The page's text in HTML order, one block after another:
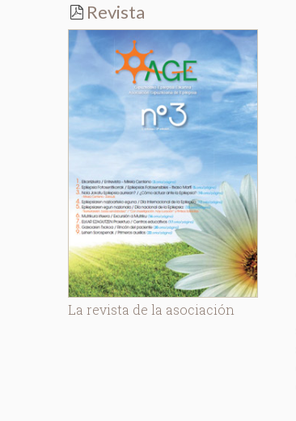
Revista
La revista de la asociación